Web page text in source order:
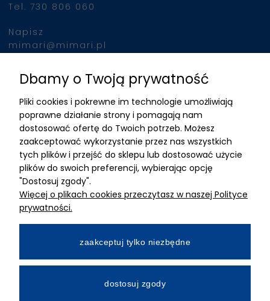
Tel. 730 806 060
Napisz
mimari@mimari.pl
Znajdziesz nas
ADRES
MIMARI sp z o.o.
ul. Kurkowa 12
50-210 Wrocław
Dane rejestracyjne
NIP:8982325327
Wpłacony w całości
Numer konta bankowego
Dbamy o Twoją prywatność
Pliki cookies i pokrewne im technologie umożliwiają
poprawne działanie strony i pomagają nam
dostosować ofertę do Twoich potrzeb. Możesz
zaakceptować wykorzystanie przez nas wszystkich
tych plików i przejść do sklepu lub dostosować użycie
plików do swoich preferencji, wybierając opcję
"Dostosuj zgody".
Więcej o plikach cookies przeczytasz w naszej Polityce
prywatności.
zaakceptuj tylko niezbędne
dostosuj zgody